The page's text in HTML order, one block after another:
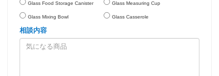
Glass Food Storage Canister
Glass Mixing Bowl
Glass Measuring Cup
Glass Casserole
相談内容